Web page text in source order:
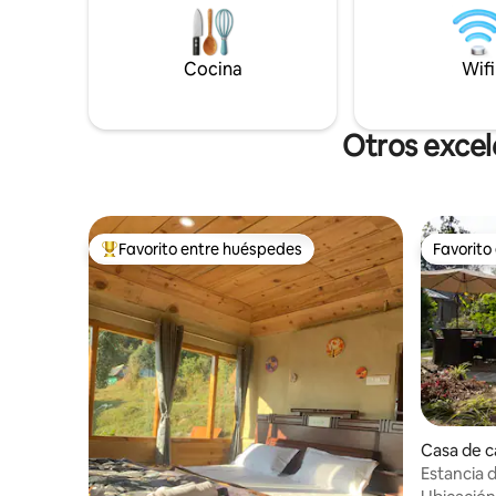
punto
auto del
5
Cocina Wifi
Otros
De los mejores en Favorito entre huéspedes
Favorito entre huéspedes
Casa de
ala
Estancia